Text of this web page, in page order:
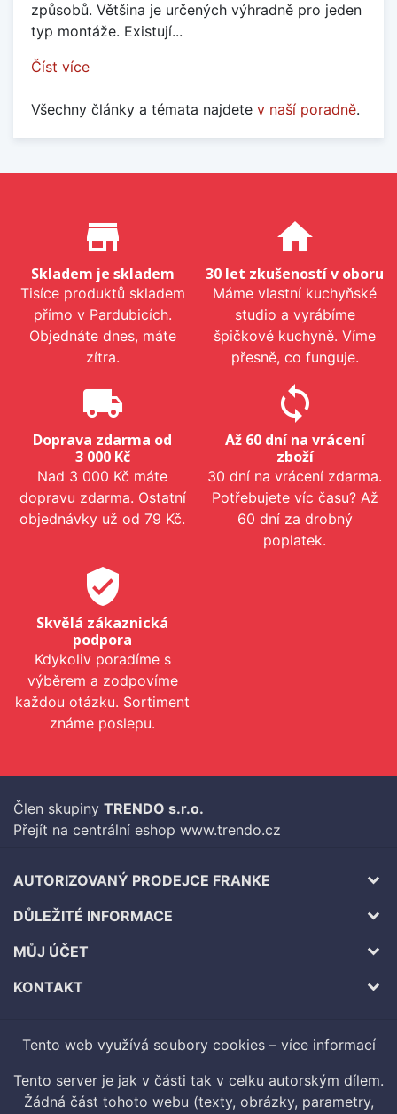
způsobů. Většina je určených výhradně pro jeden
typ montáže. Existují...
Číst více
Všechny články a témata najdete v naší poradně.
Proč nakupovat u nás?
store_mall_directory
Skladem je skladem
Tisíce produktů skladem
přímo v Pardubicích.
Objednáte dnes, máte
zítra.
home
30 let zkušeností v oboru
Máme vlastní kuchyňské
studio a vyrábíme
špičkové kuchyně. Víme
přesně, co funguje.
local_shipping
Doprava zdarma od
3 000 Kč
Nad 3 000 Kč máte
dopravu zdarma. Ostatní
objednávky už od 79 Kč.
sync
Až 60 dní na vrácení
zboží
30 dní na vrácení zdarma.
Potřebujete víc času? Až
60 dní za drobný
poplatek.
verified_user
Skvělá zákaznická
podpora
Kdykoliv poradíme s
výběrem a zodpovíme
každou otázku. Sortiment
známe poslepu.
Člen skupiny TRENDO s.r.o.
Přejít na centrální eshop www.trendo.cz
AUTORIZOVANÝ PRODEJCE FRANKE
DŮLEŽITÉ INFORMACE
MŮJ ÚČET
KONTAKT
Tento web využívá soubory cookies – více informací
Tento server je jak v části tak v celku autorským dílem.
Žádná část tohoto webu (texty, obrázky, parametry,